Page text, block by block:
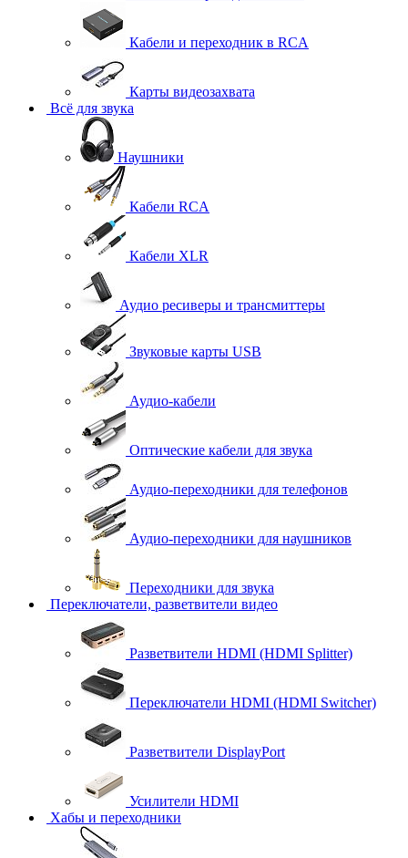
Кабели и переходник в RCA
Карты видеозахвата
Всё для звука
Наушники
Кабели RCA
Кабели XLR
Аудио ресиверы и трансмиттеры
Звуковые карты USB
Аудио-кабели
Оптические кабели для звука
Аудио-переходники для телефонов
Аудио-переходники для наушников
Переходники для звука
Переключатели, разветвители видео
Разветвители HDMI (HDMI Splitter)
Переключатели HDMI (HDMI Switcher)
Разветвители DisplayPort
Усилители HDMI
Хабы и переходники